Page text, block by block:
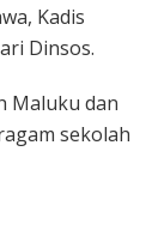
Kadis
Dinsos.
Maluku dan
sekolah